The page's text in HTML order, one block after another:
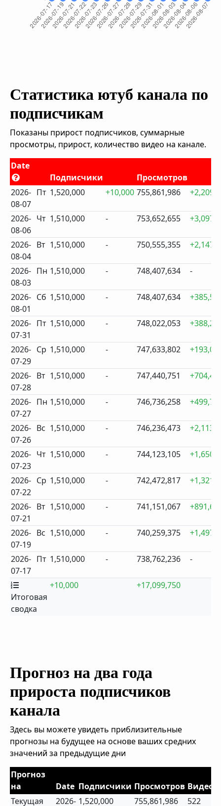
Статистика ютуб канала по
подписчикам
Показаны прирост подписчиков, суммарные
просмотры, прирост, количество видео на канале.
Date
Подписчики
Просмотров
2026-
08-07
Пт 1,520,000 +10,000 755,861,986
2026-
08-06
Чт 1,510,000 - 753,652,655
2026-
08-04
Вт 1,510,000 - 750,555,355
2026-
08-03
Пн 1,510,000 - 748,407,634 -
2026-
08-01
Сб 1,510,000 - 748,407,634
2026-
07-31
Пт 1,510,000 - 748,022,053
2026-
07-29
Ср 1,510,000 - 747,633,802
2026-
07-28
Вт 1,510,000 - 747,440,751
2026-
07-27
Пн 1,510,000 - 746,736,258
2026-
07-26
Вс 1,510,000 - 746,236,473
2026-
07-23
Чт 1,510,000 - 744,123,105
2026-
07-22
Ср 1,510,000 - 742,472,817
2026-
07-21
Вт 1,510,000 - 741,151,067
2026-
07-19
Вс 1,510,000 - 740,259,375
2026-
07-17
Пт 1,510,000 - 738,762,236 -
Итоговая
сводка
+10,000 +17,099,750
Прогноз на два года
прироста подписчиков
канала
Здесь вы можете увидеть приблизительные
прогнозы на будущее на основе ваших средних
значений за предыдущие дни
Прогноз
на
Date Подписчики Просмотров Видео
Текущая
2026- 1,520,000 755,861,986 522